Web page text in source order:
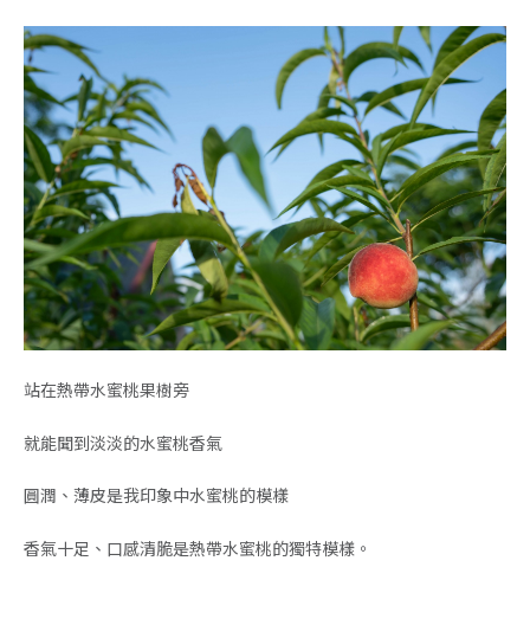
站在熱帶水蜜桃果樹旁
就能聞到淡淡的水蜜桃香氣
圓潤、薄皮是我印象中水蜜桃的模樣
香氣十足、口感清脆是熱帶水蜜桃的獨特模樣。